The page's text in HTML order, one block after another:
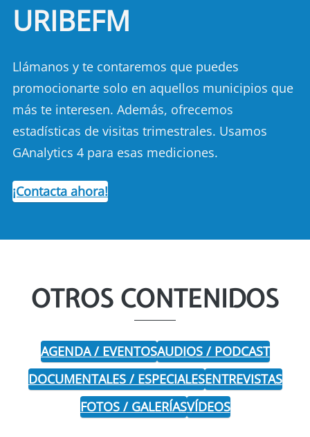
URIBEFM
Llámanos y te contaremos que puedes
promocionarte solo en aquellos municipios que
más te interesen. Además, ofrecemos
estadísticas de visitas trimestrales. Usamos
GAnalytics 4 para esas mediciones.
¡Contacta ahora!
OTROS CONTENIDOS
AGENDA / EVENTOSAUDIOS / PODCAST
DOCUMENTALES / ESPECIALESENTREVISTAS
FOTOS / GALERÍASVÍDEOS